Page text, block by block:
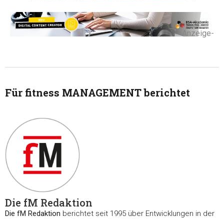
-Anzeige-
Für fitness MANAGEMENT berichtet
Die fM Redaktion
Die fM Redaktion berichtet seit 1995 über Entwicklungen in der